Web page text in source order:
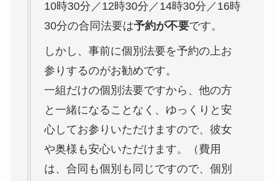
10時30分／12時30分／14時30分／16時
30分の合同法要は予約が不要です。
しかし、事前に個別法要を予約の上お
参りするのがお勧めです。
一組だけの個別法要ですから、他の方
と一緒になることなく、ゆっくりと安
心してお参りいただけますので、彼女
や奥様も安心いただけます。（費用
は、合同も個別も同じですので、個別